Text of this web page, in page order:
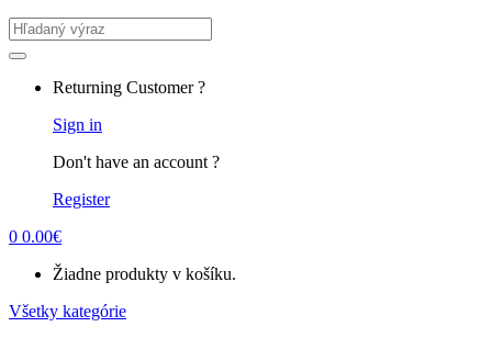
Search
for:
Returning Customer ?
Sign in
Don't have an account ?
Register
0 0.00€
Žiadne produkty v košíku.
Všetky kategórie